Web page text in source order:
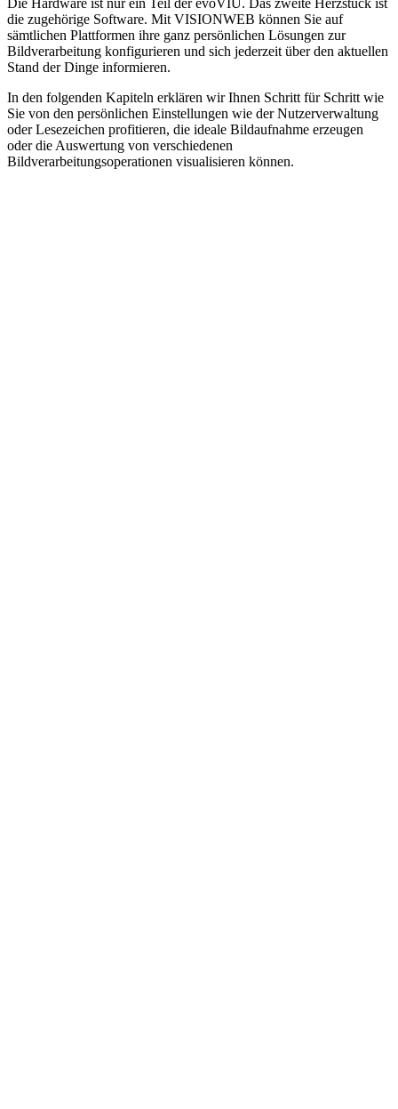
die zugehörige Software. Mit VISIONWEB können Sie auf
sämtlichen Plattformen ihre ganz persönlichen Lösungen zur
Bildverarbeitung konfigurieren und sich jederzeit über den aktuellen
Stand der Dinge informieren.
In den folgenden Kapiteln erklären wir Ihnen Schritt für Schritt wie
Sie von den persönlichen Einstellungen wie der Nutzerverwaltung
oder Lesezeichen profitieren, die ideale Bildaufnahme erzeugen
oder die Auswertung von verschiedenen
Bildverarbeitungsoperationen visualisieren können.